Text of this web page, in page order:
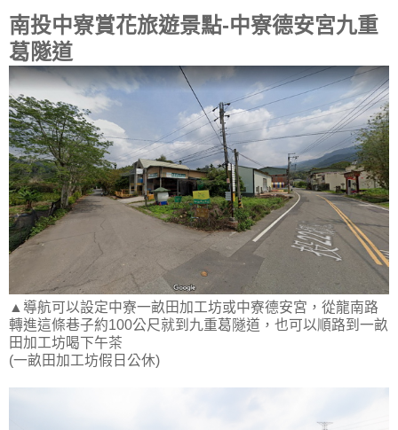
南投中寮賞花旅遊景點-中寮德安宮九重
葛隧道
▲導航可以設定中寮一畝田加工坊或中寮德安宮，從龍南路
轉進這條巷子約100公尺就到九重葛隧道，也可以順路到一畝
田加工坊喝下午茶
(一畝田加工坊假日公休)